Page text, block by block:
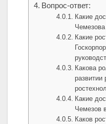
Вопрос-ответ:
Какие
Чемезова
Какие
Какова
развитии
Какие
Чемезов
Каков